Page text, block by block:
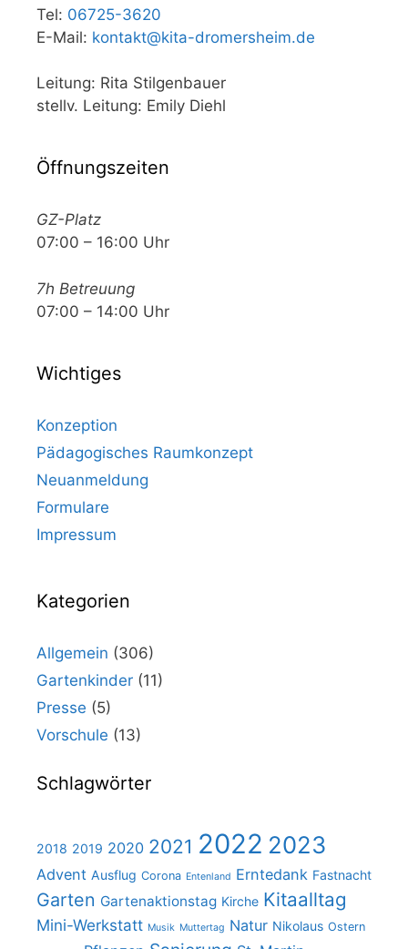
Tel: 06725-3620
E-Mail: kontakt@kita-dromersheim.de
Leitung: Rita Stilgenbauer
stellv. Leitung: Emily Diehl
Öffnungszeiten
GZ-Platz
07:00 – 16:00 Uhr
7h Betreuung
07:00 – 14:00 Uhr
Wichtiges
Konzeption
Pädagogisches Raumkonzept
Neuanmeldung
Formulare
Impressum
Kategorien
Allgemein (306)
Gartenkinder (11)
Presse (5)
Vorschule (13)
Schlagwörter
2018 2019 2020 2021 2022 2023
Advent Ausflug Corona Entenland Erntedank Fastnacht
Garten Gartenaktionstag Kirche Kitaalltag
Mini-Werkstatt Musik Muttertag Natur Nikolaus Ostern